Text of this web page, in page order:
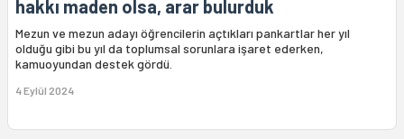
hakkı maden olsa, arar bulurduk
Mezun ve mezun adayı öğrencilerin açtıkları pankartlar her yıl
olduğu gibi bu yıl da toplumsal sorunlara işaret ederken,
kamuoyundan destek gördü.
4 Eylül 2024